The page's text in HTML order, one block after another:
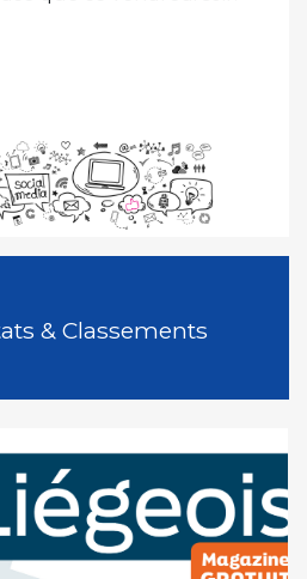
& Classements